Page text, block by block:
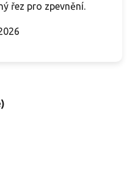
řez pro zpevnění.